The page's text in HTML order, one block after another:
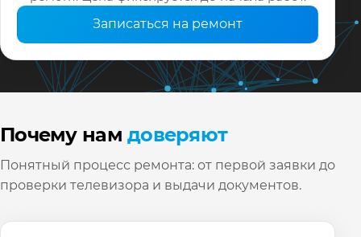
Записаться на ремонт
Почему намдоверяют
Понятный процесс ремонта: от первой заявки до
проверки телевизора и выдачи документов.